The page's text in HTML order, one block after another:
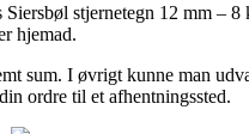
stjernetegn 12 mm –
hjemad.
sum. I øvrigt kunne man
ordre til et afhentningssted.